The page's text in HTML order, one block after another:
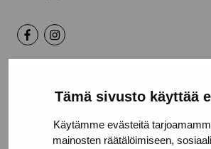
Tämä sivusto käyttää
Käytämme evästeitä
mainosten räätälöimiseen,